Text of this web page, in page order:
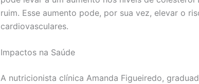
ruim. Esse aumento pode, por sua vez, elevar o
cardiovasculares.
Impactos na Saúde
A nutricionista clínica Amanda Figueiredo,